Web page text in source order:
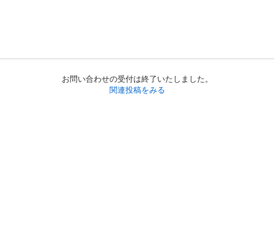
お問い合わせの受付は終了いたしました。
関連投稿をみる